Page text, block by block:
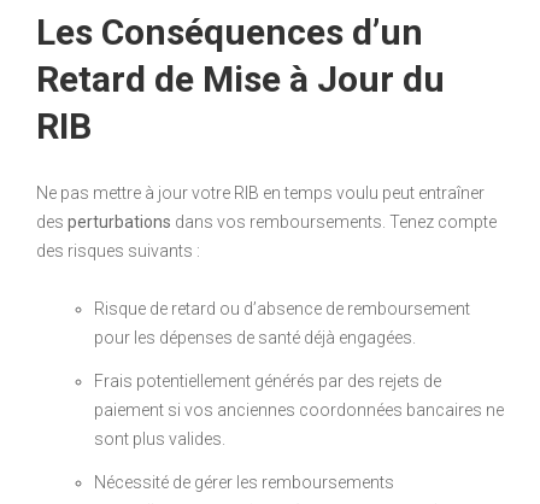
Les Conséquences d’un
Retard de Mise à Jour du
RIB
Ne pas mettre à jour votre RIB en temps voulu peut entraîner
des perturbations dans vos remboursements. Tenez compte
des risques suivants :
Risque de retard ou d’absence de remboursement
pour les dépenses de santé déjà engagées.
Frais potentiellement générés par des rejets de
paiement si vos anciennes coordonnées bancaires ne
sont plus valides.
Nécessité de gérer les remboursements